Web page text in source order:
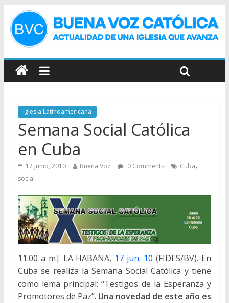
Iglesia Latinoamericana
Semana Social Católica
en Cuba
17 junio, 2010 Buena Voz 0 Comments Cuba,
social
11.00 a m| LA HABANA, 17 jun. 10(FIDES/BV).-En
Cuba se realiza la Semana Social Católica y tiene
como lema principal: “Testigos de la Esperanza y
Promotores de Paz”. Una novedad de este año es